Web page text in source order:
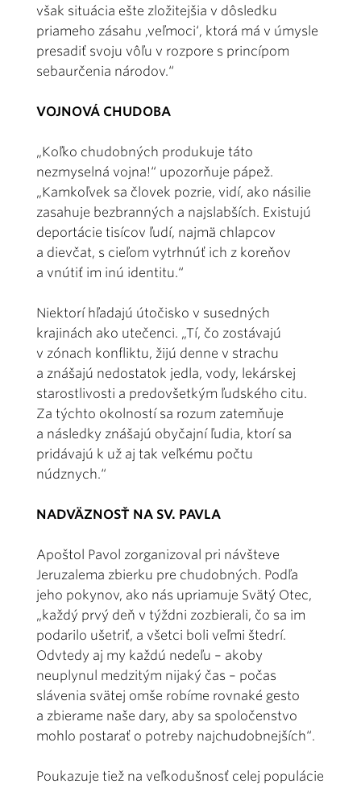
však situácia ešte zložitejšia v dôsledku
priameho zásahu ,veľmoci‘, ktorá má v úmysle
presadiť svoju vôľu v rozpore s princípom
sebaurčenia národov.“
VOJNOVÁ CHUDOBA
„Koľko chudobných produkuje táto
nezmyselná vojna!“ upozorňuje pápež.
„Kamkoľvek sa človek pozrie, vidí, ako násilie
zasahuje bezbranných a najslabších. Existujú
deportácie tisícov ľudí, najmä chlapcov
a dievčat, s cieľom vytrhnúť ich z koreňov
a vnútiť im inú identitu.“
Niektorí hľadajú útočisko v susedných
krajinách ako utečenci. „Tí, čo zostávajú
v zónach konfliktu, žijú denne v strachu
a znášajú nedostatok jedla, vody, lekárskej
starostlivosti a predovšetkým ľudského citu.
Za týchto okolností sa rozum zatemňuje
a následky znášajú obyčajní ľudia, ktorí sa
pridávajú k už aj tak veľkému počtu
núdznych.“
NADVÄZNOSŤ NA SV. PAVLA
Apoštol Pavol zorganizoval pri návšteve
Jeruzalema zbierku pre chudobných. Podľa
jeho pokynov, ako nás upriamuje Svätý Otec,
„každý prvý deň v týždni zozbierali, čo sa im
podarilo ušetriť, a všetci boli veľmi štedrí.
Odvtedy aj my každú nedeľu – akoby
neuplynul medzitým nijaký čas – počas
slávenia svätej omše robíme rovnaké gesto
a zbierame naše dary, aby sa spoločenstvo
mohlo postarať o potreby najchudobnejších“.
Poukazuje tiež na veľkodušnosť celej populácie